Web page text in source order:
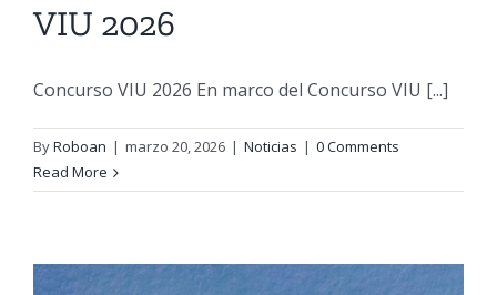
VIU 2026
Concurso VIU 2026 En marco del Concurso VIU [...]
ByRoboan | marzo 20, 2026 | Noticias | 0 Comments
Read More